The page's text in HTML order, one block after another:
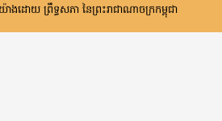
ងដោយ ព្រឹទ្ធសភា នៃព្រះរាជាណាចក្រកម្ពុជា